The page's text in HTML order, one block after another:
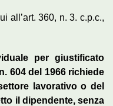
all’art. 360, n. 3. c.p.c.,
per giustificato
604 del 1966 richiede
lavorativo o del
il dipendente, senza